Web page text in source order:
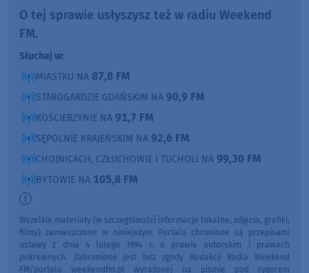
O tej sprawie usłyszysz też w radiu Weekend
FM.
Słuchaj w:
MIASTKU NA 87,8 FM
STAROGARDZIE GDAŃSKIM NA 90,9 FM
KOŚCIERZYNIE NA 91,7 FM
SĘPÓLNIE KRAJEŃSKIM NA 92,6 FM
CHOJNICACH, CZŁUCHOWIE I TUCHOLI NA 99,30 FM
BYTOWIE NA 105,8 FM
Wszelkie materiały (w szczególności informacje lokalne, zdjęcia, grafiki,
filmy) zamieszczone w niniejszym Portalu chronione są przepisami
ustawy z dnia 4 lutego 1994 r. o prawie autorskim i prawach
pokrewnych. Zabronione jest bez zgody Redakcji Radia Weekend
FM/portalu weekendfm.pl wyrażonej na piśmie pod rygorem